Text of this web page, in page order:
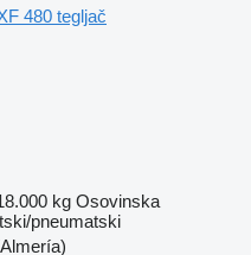
480 tegljač
kg Osovinska
pneumatski